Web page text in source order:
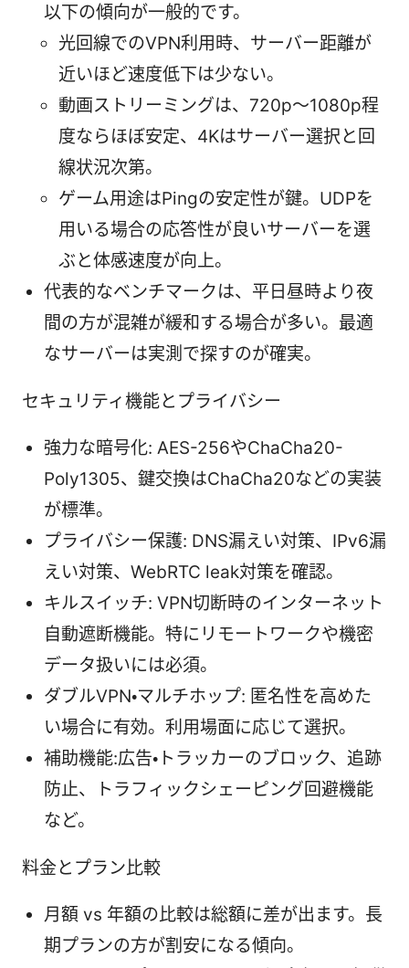
以下の傾向が一般的です。
光回線でのVPN利用時、サーバー距離が
近いほど速度低下は少ない。
動画ストリーミングは、720p～1080p程
度ならほぼ安定、4Kはサーバー選択と回
線状況次第。
ゲーム用途はPingの安定性が鍵。UDPを
用いる場合の応答性が良いサーバーを選
ぶと体感速度が向上。
代表的なベンチマークは、平日昼時より夜
間の方が混雑が緩和する場合が多い。最適
なサーバーは実測で探すのが確実。
セキュリティ機能とプライバシー
強力な暗号化: AES-256やChaCha20-
Poly1305、鍵交換はChaCha20などの実装
が標準。
プライバシー保護: DNS漏えい対策、IPv6漏
えい対策、WebRTC leak対策を確認。
キルスイッチ: VPN切断時のインターネット
自動遮断機能。特にリモートワークや機密
データ扱いには必須。
ダブルVPN・マルチホップ: 匿名性を高めた
い場合に有効。利用場面に応じて選択。
補助機能:広告・トラッカーのブロック、追跡
防止、トラフィックシェーピング回避機能
など。
料金とプラン比較
月額 vs 年額の比較は総額に差が出ます。長
期プランの方が割安になる傾向。